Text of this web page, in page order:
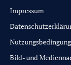
Impressum
Bild- und